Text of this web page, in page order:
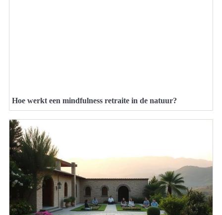
Hoe werkt een mindfulness retraite in de natuur?